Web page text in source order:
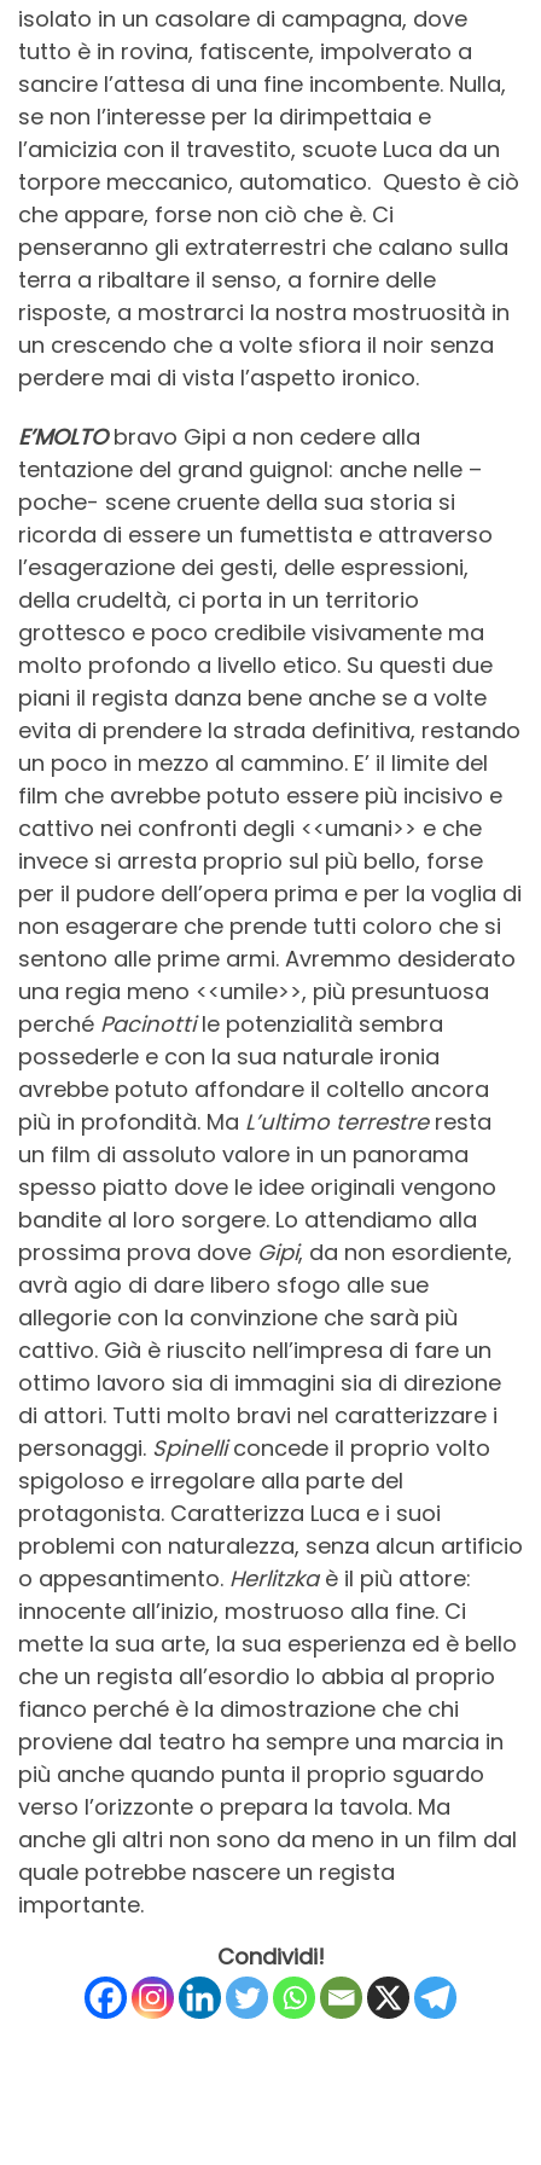
isolato in un casolare di campagna, dove
tutto è in rovina, fatiscente, impolverato a
sancire l’attesa di una fine incombente. Nulla,
se non l’interesse per la dirimpettaia e
l’amicizia con il travestito, scuote Luca da un
torpore meccanico, automatico. Questo è ciò
che appare, forse non ciò che è. Ci
penseranno gli extraterrestri che calano sulla
terra a ribaltare il senso, a fornire delle
risposte, a mostrarci la nostra mostruosità in
un crescendo che a volte sfiora il noir senza
perdere mai di vista l’aspetto ironico.
E’MOLTObravo Gipi a non cedere alla
tentazione del grand guignol: anche nelle –
poche- scene cruente della sua storia si
ricorda di essere un fumettista e attraverso
l’esagerazione dei gesti, delle espressioni,
della crudeltà, ci porta in un territorio
grottesco e poco credibile visivamente ma
molto profondo a livello etico. Su questi due
piani il regista danza bene anche se a volte
evita di prendere la strada definitiva, restando
un poco in mezzo al cammino. E’ il limite del
film che avrebbe potuto essere più incisivo e
cattivo nei confronti degli <<umani>> e che
invece si arresta proprio sul più bello, forse
per il pudore dell’opera prima e per la voglia di
non esagerare che prende tutti coloro che si
sentono alle prime armi. Avremmo desiderato
una regia meno <<umile>>, più presuntuosa
perché Pacinottile potenzialità sembra
possederle e con la sua naturale ironia
avrebbe potuto affondare il coltello ancora
più in profondità. Ma L’ultimo terrestreresta
un film di assoluto valore in un panorama
spesso piatto dove le idee originali vengono
bandite al loro sorgere. Lo attendiamo alla
prossima prova dove Gipi, da non esordiente,
avrà agio di dare libero sfogo alle sue
allegorie con la convinzione che sarà più
cattivo. Già è riuscito nell’impresa di fare un
ottimo lavoro sia di immagini sia di direzione
di attori. Tutti molto bravi nel caratterizzare i
personaggi. Spinelliconcede il proprio volto
spigoloso e irregolare alla parte del
protagonista. Caratterizza Luca e i suoi
problemi con naturalezza, senza alcun artificio
o appesantimento. Herlitzkaè il più attore:
innocente all’inizio, mostruoso alla fine. Ci
mette la sua arte, la sua esperienza ed è bello
che un regista all’esordio lo abbia al proprio
fianco perché è la dimostrazione che chi
proviene dal teatro ha sempre una marcia in
più anche quando punta il proprio sguardo
verso l’orizzonte o prepara la tavola. Ma
anche gli altri non sono da meno in un film dal
quale potrebbe nascere un regista
importante.
Condividi!